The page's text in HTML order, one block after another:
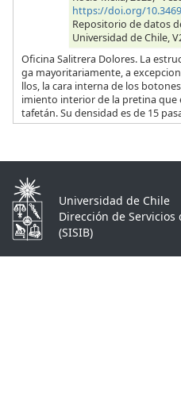
https://doi.org/
Repositorio de datos
Universidad de Chile,
Oficina Salitrera Dolores. La
ga mayoritariamente, a
llos, la cara interna de los
imiento interior de la pretina que
tafetán. Su densidad es de 15
Universidad de Chile
Dirección de
(SISIB)